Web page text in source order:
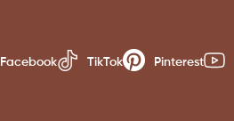
Facebook TikTok Pinterest